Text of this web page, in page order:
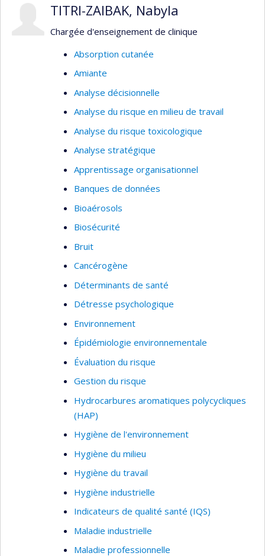
TITRI-ZAIBAK, Nabyla
Chargée d'enseignement de clinique
Absorption cutanée
Amiante
Analyse décisionnelle
Analyse du risque en milieu de travail
Analyse du risque toxicologique
Analyse stratégique
Apprentissage organisationnel
Banques de données
Bioaérosols
Biosécurité
Bruit
Cancérogène
Déterminants de santé
Détresse psychologique
Environnement
Épidémiologie environnementale
Évaluation du risque
Gestion du risque
Hydrocarbures aromatiques polycycliques
(HAP)
Hygiène de l'environnement
Hygiène du milieu
Hygiène du travail
Hygiène industrielle
Indicateurs de qualité santé (IQS)
Maladie industrielle
Maladie professionnelle